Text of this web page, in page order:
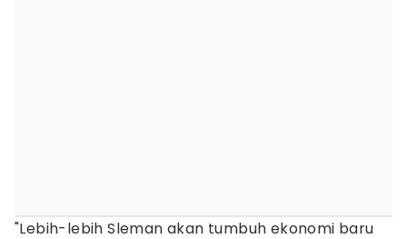
"Lebih-lebih Sleman akan tumbuh ekonomi baru